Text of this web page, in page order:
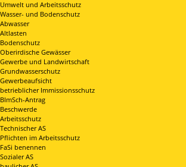
Umwelt und Arbeitsschutz
Wasser- und Bodenschutz
Abwasser
Altlasten
Bodenschutz
Oberirdische Gewässer
Gewerbe und Landwirtschaft
Grundwasserschutz
Gewerbeaufsicht
betrieblicher Immissionsschutz
BImSch-Antrag
Beschwerde
Arbeitsschutz
Technischer AS
Pflichten im Arbeitsschutz
FaSi benennen
Sozialer AS